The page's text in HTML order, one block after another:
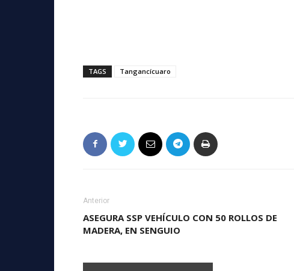
TAGS Tangancícuaro
Anterior
ASEGURA SSP VEHÍCULO CON 50 ROLLOS DE
MADERA, EN SENGUIO